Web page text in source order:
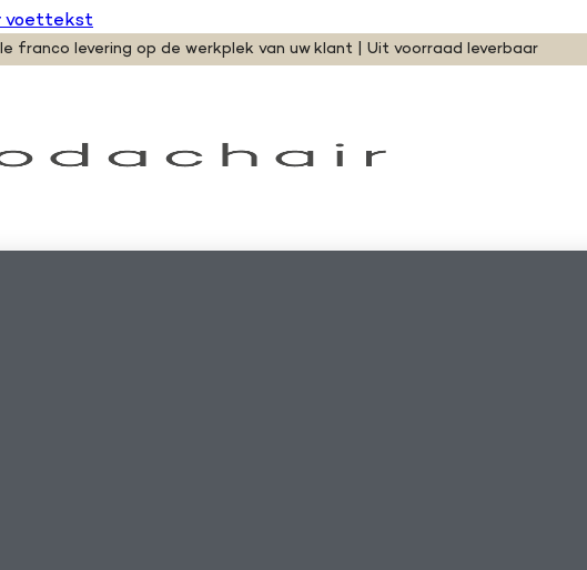
voettekst
franco levering op de werkplek van uw klant | Uit voorraad leverbaar